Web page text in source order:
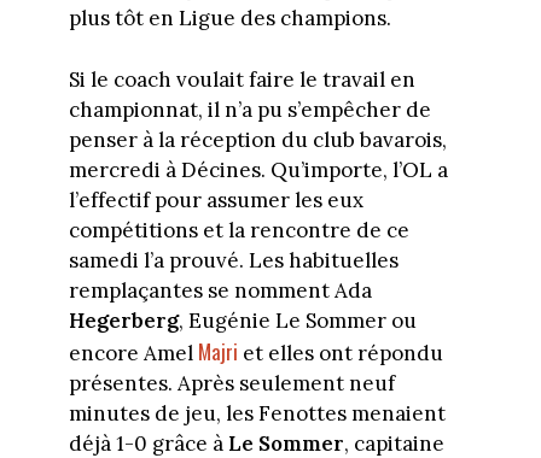
plus tôt en Ligue des champions.
Si le coach voulait faire le travail en
championnat, il n’a pu s’empêcher de
penser à la réception du club bavarois,
mercredi à Décines. Qu’importe, l’OL a
l’effectif pour assumer les eux
compétitions et la rencontre de ce
samedi l’a prouvé. Les habituelles
remplaçantes se nomment Ada
Hegerberg, Eugénie Le Sommer ou
encore Amel Majri et elles ont répondu
présentes. Après seulement neuf
minutes de jeu, les Fenottes menaient
déjà 1-0 grâce à Le Sommer, capitaine